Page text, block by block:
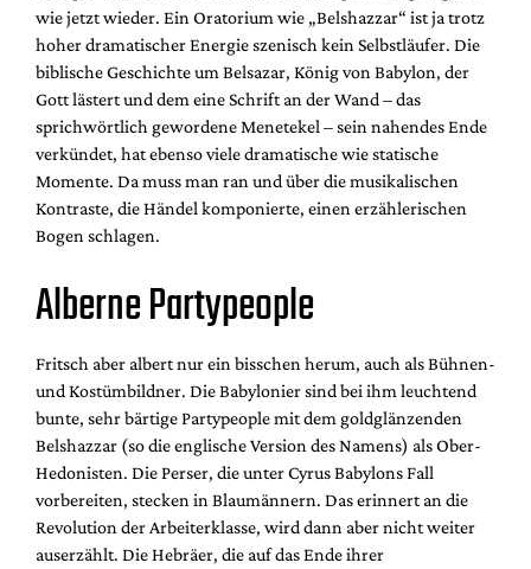
wie jetzt wieder. Ein Oratorium wie „Belshazzar“ ist ja trotz
hoher dramatischer Energie szenisch kein Selbstläufer. Die
biblische Geschichte um Belsazar, König von Babylon, der
Gott lästert und dem eine Schrift an der Wand – das
sprichwörtlich gewordene Menetekel – sein nahendes Ende
verkündet, hat ebenso viele dramatische wie statische
Momente. Da muss man ran und über die musikalischen
Kontraste, die Händel komponierte, einen erzählerischen
Bogen schlagen.
Alberne Partypeople
Fritsch aber albert nur ein bisschen herum, auch als Bühnen-
und Kostümbildner. Die Babylonier sind bei ihm leuchtend
bunte, sehr bärtige Partypeople mit dem goldglänzenden
Belshazzar (so die englische Version des Namens) als Ober-
Hedonisten. Die Perser, die unter Cyrus Babylons Fall
vorbereiten, stecken in Blaumännern. Das erinnert an die
Revolution der Arbeiterklasse, wird dann aber nicht weiter
auserzählt. Die Hebräer, die auf das Ende ihrer